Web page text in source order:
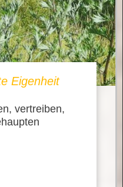
Eigenheit
vertreiben,